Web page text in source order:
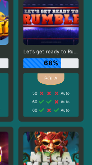
Let's get ready to Rumble
68%
50
Auto
60
Auto
60
Auto